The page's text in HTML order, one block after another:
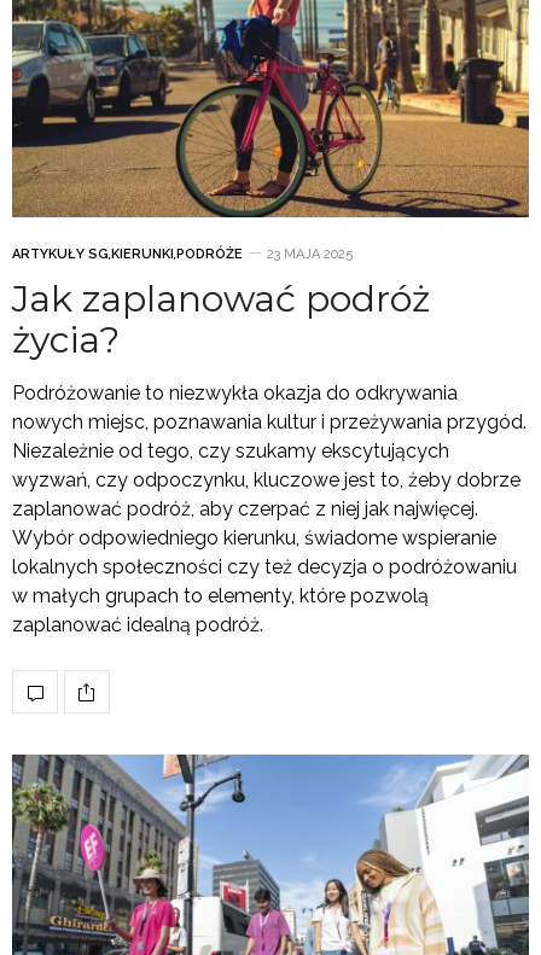
ARTYKUŁY SG,KIERUNKI ,PODRÓŻE 23 MAJA 2025
Jak zaplanować podróż
życia?
Podróżowanie to niezwykła okazja do odkrywania
nowych miejsc, poznawania kultur i przeżywania przygód.
Niezależnie od tego, czy szukamy ekscytujących
wyzwań, czy odpoczynku, kluczowe jest to, żeby dobrze
zaplanować podróż, aby czerpać z niej jak najwięcej.
Wybór odpowiedniego kierunku, świadome wspieranie
lokalnych społeczności czy też decyzja o podróżowaniu
w małych grupach to elementy, które pozwolą
zaplanować idealną podróż.